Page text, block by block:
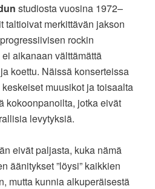
studiosta vuosina 1972–
taltioivat merkittävän jakson
rockin
aikanaan välttämättä
koettu. Näissä konserteissa
muusikot ja toisaalta
kokoonpanoilta, jotka eivät
levytyksiä.
eivät paljasta, kuka nämä
äänitykset ”löysi” kaikkien
mutta kunnia alkuperäisestä